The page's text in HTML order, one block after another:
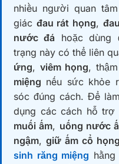
nhiều người quan
giác đau rát họng,
nước đá hoặc dùng
trạng này có thể liên
ứng, viêm họng,
miệng nếu sức khỏe
sóc đúng cách. Để
dụng các cách hỗ trợ
muối ấm, uống nước
ngậm, giữ ấm cổ họng
sinh răng miệng